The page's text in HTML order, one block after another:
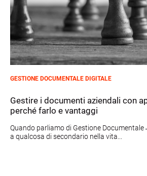
GESTIONE DOCUMENTALE DIGITALE
Gestire i documenti aziendali con
perché farlo e vantaggi
Quando parliamo di Gestione
a qualcosa di secondario nella vita...